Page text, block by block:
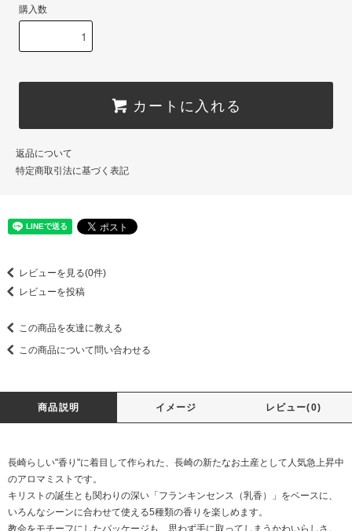
購入数
カートに入れる
返品について
特定商取引法に基づく表記
レビューを見る(0件)
レビューを投稿
この商品を友達に教える
この商品について問い合わせる
商品説明 イメージ レビュー(0)
長崎らしい"香り"に着目して作られた、長崎の新たなお土産として人気急上昇中
のアロマミストです。
キリストの誕生とも関わりの深い「フランキンセンス（乳香）」をベースに、
いろんなシーンに合わせて使える5種類の香りを楽しめます。